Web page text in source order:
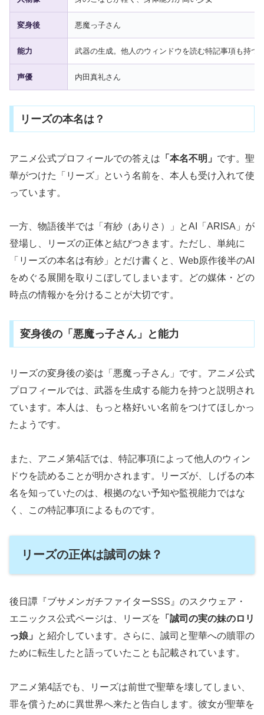
変身後 悪魔っ子さん
能力 武器の生成。他人のウィンドウを読む特記事項も持つ
声優 内田真礼さん
リーズの本名は？
アニメ公式プロフィールでの答えは 「本名不明」 です。聖
華がつけた「リーズ」という名前を、本人も受け入れて使
っています。
一方、物語後半では「有紗（ありさ）」とAI「ARISA」が
登場し、リーズの正体と結びつきます。ただし、単純に
「リーズの本名は有紗」とだけ書くと、Web原作後半のAI
をめぐる展開を取りこぼしてしまいます。どの媒体・どの
時点の情報かを分けることが大切です。
変身後の「悪魔っ子さん」と能力
リーズの変身後の姿は「悪魔っ子さん」です。アニメ公式
プロフィールでは、武器を生成する能力を持つと説明され
ています。本人は、もっと格好いい名前をつけてほしかっ
たようです。
また、アニメ第4話では、特記事項によって他人のウィン
ドウを読めることが明かされます。リーズが、しげるの本
名を知っていたのは、根拠のない予知や監視能力ではな
く、この特記事項によるものです。
リーズの正体は誠司の妹？
後日譚『ブサメンガチファイターSSS』のスクウェア・
エニックス公式ページは、リーズを 「誠司の実の妹のロリ
っ娘」
と紹介しています。さらに、誠司と聖華への贖罪の
ために転生したと語っていたことも記載されています。
アニメ第4話でも、リーズは前世で聖華を壊してしまい、
罪を償うために異世界へ来たと告白します。彼女が聖華を